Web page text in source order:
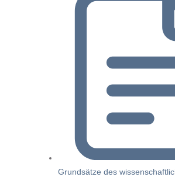
Grundsätze des